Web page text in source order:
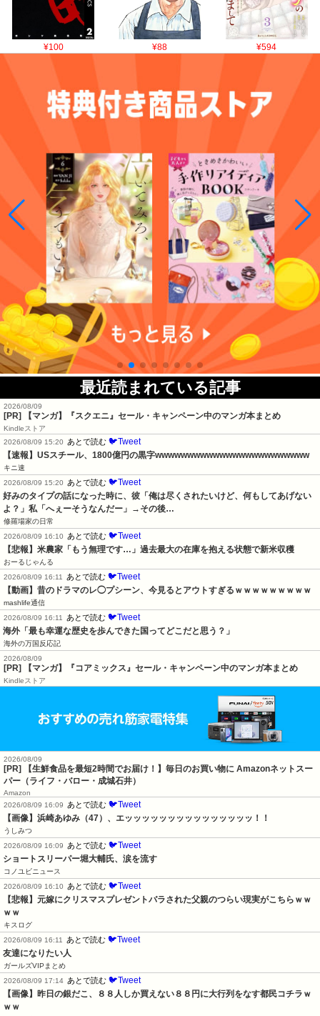
¥100 ¥88 ¥594
最近読まれている記事
2026/08/09
[PR] 【マンガ】『スクエニ』セール・キャンペーン中のマンガ本まとめ
Kindleストア
2026/08/09 15:20
あとで読む 🐦Tweet
【速報】USスチール、1800億円の黒字wwwwwwwwwwwwwwwwwwwwwwww
キニ速
2026/08/09 15:20
あとで読む 🐦Tweet
好みのタイプの話になった時に、彼「俺は尽くされたいけど、何もしてあげない
よ？」私「へぇーそうなんだー」→その後…
修羅場家の日常
2026/08/09 16:10
あとで読む 🐦Tweet
【悲報】米農家「もう無理です…」過去最大の在庫を抱える状態で新米収穫
おーるじゃんる
2026/08/09 16:11
あとで読む 🐦Tweet
【動画】昔のドラマのレ◯プシーン、今見るとアウトすぎるｗｗｗｗｗｗｗｗｗ
mashlife通信
2026/08/09 16:11
あとで読む 🐦Tweet
海外「最も幸運な歴史を歩んできた国ってどこだと思う？」
海外の万国反応記
2026/08/09
[PR] 【マンガ】『コアミックス』セール・キャンペーン中のマンガ本まとめ
Kindleストア
2026/08/09
[PR] 【生鮮食品を最短2時間でお届け！】毎日のお買い物に Amazonネットスー
パー（ライフ・バロー・成城石井）
Amazon
2026/08/09 16:09
あとで読む 🐦Tweet
【画像】浜崎あゆみ（47）、エッッッッッッッッッッッッッッッ！！
うしみつ
2026/08/09 16:09
あとで読む 🐦Tweet
ショートスリーパー堀大輔氏、涙を流す
コノユビニュース
2026/08/09 16:10
あとで読む 🐦Tweet
【悲報】元嫁にクリスマスプレゼントバラされた父親のつらい現実がこちらｗｗ
ｗｗ
キスログ
2026/08/09 16:11
あとで読む 🐦Tweet
友達になりたい人
ガールズVIPまとめ
2026/08/09 17:14 あとで読む 🐦Tweet
【画像】昨日の銀だこ、８８人しか買えない８８円に大行列をなす都民コチラｗ
ｗｗ